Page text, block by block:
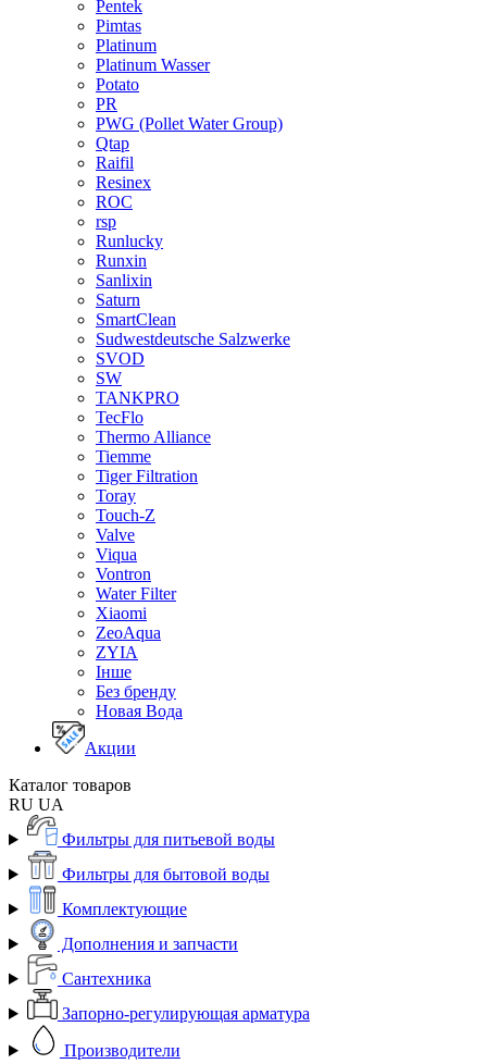
Pentek
Pimtas
Platinum
Platinum Wasser
Potato
PR
PWG (Pollet Water Group)
Qtap
Raifil
Resinex
ROC
rsp
Runlucky
Runxin
Sanlixin
Saturn
SmartClean
Sudwestdeutsche Salzwerke
SVOD
SW
TANKPRO
TecFlo
Thermo Alliance
Tiemme
Tiger Filtration
Toray
Touch-Z
Valve
Viqua
Vontron
Water Filter
Xiaomi
ZeoAqua
ZYIA
Інше
Без бренду
Новая Вода
Акции
Каталог товаров
RU UA
Фильтры для питьевой воды
Фильтры для бытовой воды
Комплектующие
Дополнения и запчасти
Сантехника
Запорно-регулирующая арматура
Производители